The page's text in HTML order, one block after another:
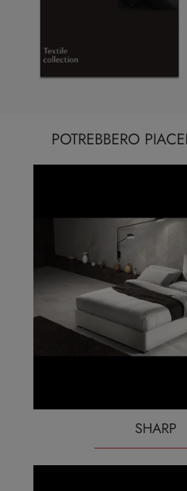
POTREBBERO
SHARP